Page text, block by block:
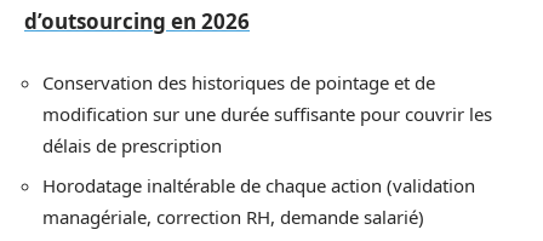
d’outsourcing en 2026
Conservation des historiques de pointage et de
modification sur une durée suffisante pour couvrir les
délais de prescription
Horodatage inaltérable de chaque action (validation
managériale, correction RH, demande salarié)